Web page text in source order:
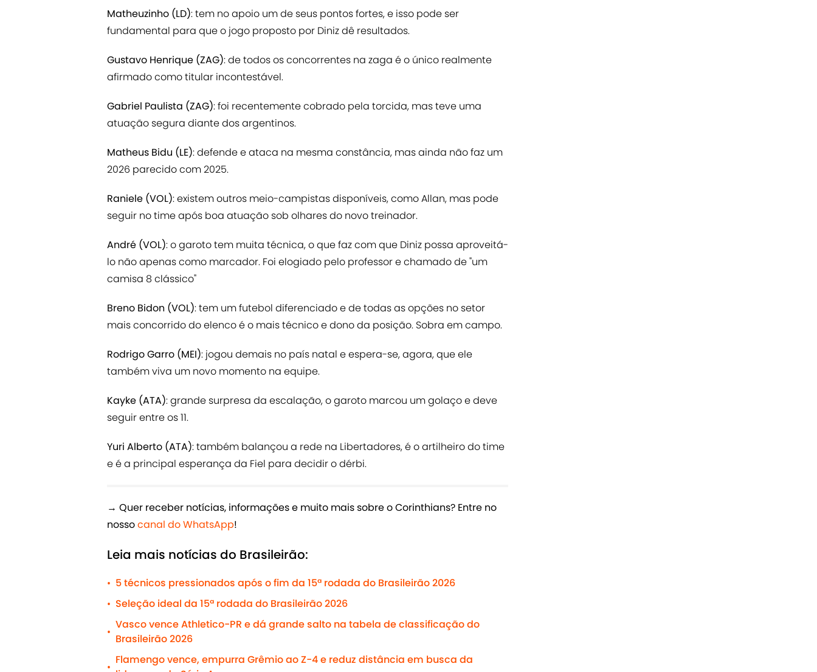
Matheuzinho (LD): tem no apoio um de seus pontos fortes, e isso pode ser
fundamental para que o jogo proposto por Diniz dê resultados.
Gustavo Henrique (ZAG): de todos os concorrentes na zaga é o único realmente
afirmado como titular incontestável.
Gabriel Paulista (ZAG): foi recentemente cobrado pela torcida, mas teve uma
atuação segura diante dos argentinos.
Matheus Bidu (LE): defende e ataca na mesma constância, mas ainda não faz um
2026 parecido com 2025.
Raniele (VOL): existem outros meio-campistas disponíveis, como Allan, mas pode
seguir no time após boa atuação sob olhares do novo treinador.
André (VOL): o garoto tem muita técnica, o que faz com que Diniz possa aproveitá-
lo não apenas como marcador. Foi elogiado pelo professor e chamado de "um
camisa 8 clássico"
Breno Bidon (VOL): tem um futebol diferenciado e de todas as opções no setor
mais concorrido do elenco é o mais técnico e dono da posição. Sobra em campo.
Rodrigo Garro (MEI): jogou demais no país natal e espera-se, agora, que ele
também viva um novo momento na equipe.
Kayke (ATA): grande surpresa da escalação, o garoto marcou um golaço e deve
seguir entre os 11.
Yuri Alberto (ATA): também balançou a rede na Libertadores, é o artilheiro do time
e é a principal esperança da Fiel para decidir o dérbi.
→ Quer receber notícias, informações e muito mais sobre o Corinthians? Entre no
nossocanal do WhatsApp!
Leia mais notícias do Brasileirão:
• 5 técnicos pressionados após o fim da 15ª rodada do Brasileirão 2026
• Seleção ideal da 15ª rodada do Brasileirão 2026
•
Vasco vence Athletico-PR e dá grande salto na tabela de classificação do
Brasileirão 2026
•
Flamengo vence, empurra Grêmio ao Z-4 e reduz distância em busca da